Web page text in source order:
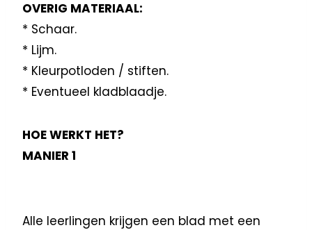
OVERIG MATERIAAL:
* Schaar.
* Lijm.
* Kleurpotloden / stiften.
* Eventueel kladblaadje.
HOE WERKT HET?
MANIER 1
Alle leerlingen krijgen een blad met een